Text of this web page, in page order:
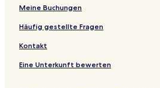
Meine Buchungen
Häufig gestellte Fragen
Kontakt
Eine Unterkunft bewerten